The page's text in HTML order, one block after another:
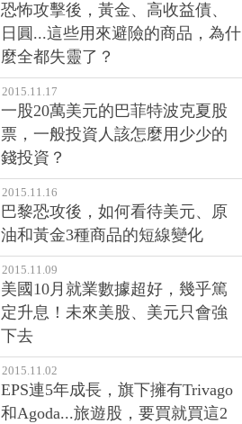
恐怖攻擊後，黃金、高收益債、
日圓...這些用來避險的商品，為什
麼全都失靈了？
2015.11.17
一股20萬美元的巴菲特波克夏股
票，一般投資人該怎麼用少少的
錢投資？
2015.11.16
巴黎恐攻後，如何看待美元、原
油和黃金3種商品的短線變化
2015.11.09
美國10月就業數據超好，幾乎篤
定升息！未來美股、美元只會強
下去
2015.11.02
EPS連5年成長，旗下擁有Trivago
和Agoda...旅遊股，要買就買這2